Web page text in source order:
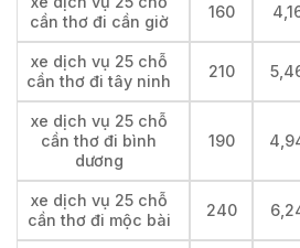
cần thơ đi cần giờ
160
xe dịch vụ 25 chỗ
cần thơ đi tây ninh
210
xe dịch vụ 25 chỗ
cần thơ đi bình
dương
190
xe dịch vụ 25 chỗ
cần thơ đi mộc bài
240